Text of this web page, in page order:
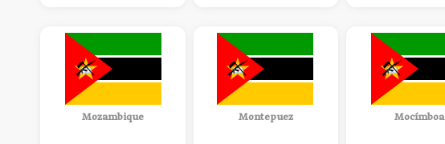
Mocímboa
Montepuez
Mozambique